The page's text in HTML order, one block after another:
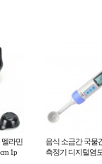
멜라민
1p
음식 소금간 국물
측정기 디지털염